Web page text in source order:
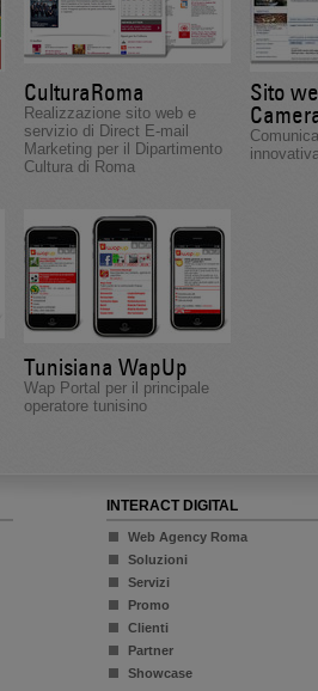
CulturaRoma
Realizzazione sito web e
servizio di Direct E-mail
Marketing per il Dipartimento
Cultura di Roma
Sito
Tunisiana WapUp
Wap Portal per il principale
operatore tunisino
INTERACT DIGITAL
Web Agency Roma
Soluzioni
Servizi
Promo
Clienti
Partner
Showcase